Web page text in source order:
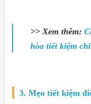
>> Xem thêm:
hòa tiết kiệm
3. Mẹo tiết kiệm